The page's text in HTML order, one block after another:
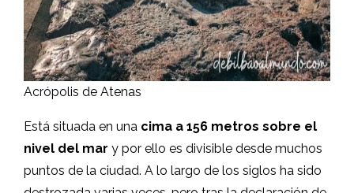
Acrópolis de Atenas
Está situada en una cima a 156 metros sobre el
nivel del mar y por ello es divisible desde muchos
puntos de la ciudad. A lo largo de los siglos ha sido